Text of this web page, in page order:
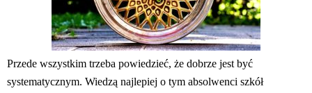
Przede wszystkim trzeba powiedzieć, że dobrze jest być
systematycznym. Wiedzą najlepiej o tym absolwenci szkół